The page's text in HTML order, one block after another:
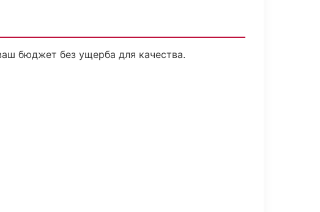
бюджет без ущерба для качества.